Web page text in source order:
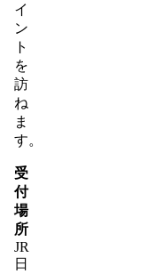
イ
ン
ト
を
訪
ね
ま
す。
受
付
場
所
JR
日